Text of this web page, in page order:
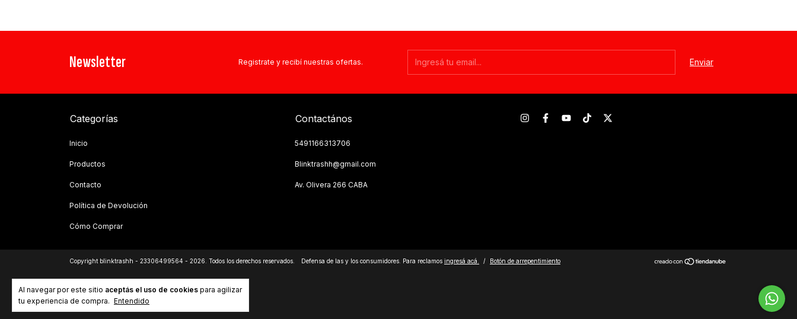
Al navegar por este sitio aceptás el uso de cookies para agilizar
tu experiencia de compra. Entendido
Newsletter Registrate y recibí nuestras ofertas.
Categorías
Inicio
Productos
Contacto
Política de Devolución
Cómo Comprar
Contactános
5491166313706
Blinktrashh@gmail.com
Av. Olivera 266 CABA
Copyright blinktrashh - 23306499564 - 2026. Todos los derechos reservados. Defensa de las y los consumidores. Para reclamos ingresá acá. / Botón de arrepentimiento